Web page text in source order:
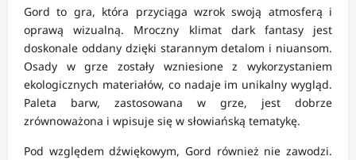
Gord to gra, która przyciąga wzrok swoją atmosferą i
oprawą wizualną. Mroczny klimat dark fantasy jest
doskonale oddany dzięki starannym detalom i niuansom.
Osady w grze zostały wzniesione z wykorzystaniem
ekologicznych materiałów, co nadaje im unikalny wygląd.
Paleta barw, zastosowana w grze, jest dobrze
zrównoważona i wpisuje się w słowiańską tematykę.
Pod względem dźwiękowym, Gord również nie zawodzi.